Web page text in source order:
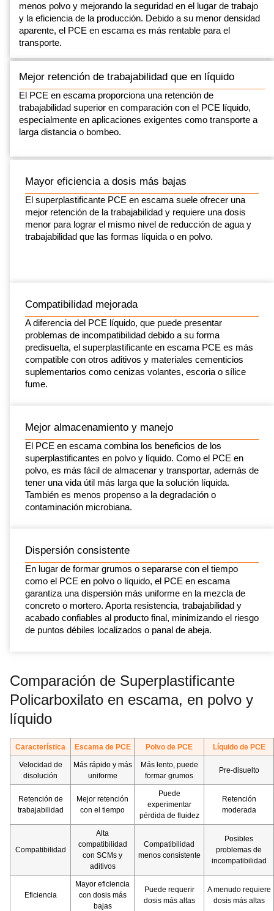
menos polvo y mejorando la seguridad en el lugar de trabajo
y la eficiencia de la producción. Debido a su menor densidad
aparente, el PCE en escama es más rentable para el
transporte.
Mejor retención de trabajabilidad que en líquido
El PCE en escama proporciona una retención de
trabajabilidad superior en comparación con el PCE líquido,
especialmente en aplicaciones exigentes como transporte a
larga distancia o bombeo.
Mayor eficiencia a dosis más bajas
El superplastificante PCE en escama suele ofrecer una
mejor retención de la trabajabilidad y requiere una dosis
menor para lograr el mismo nivel de reducción de agua y
trabajabilidad que las formas líquida o en polvo.
Compatibilidad mejorada
A diferencia del PCE líquido, que puede presentar
problemas de incompatibilidad debido a su forma
predisuelta, el superplastificante en escama PCE es más
compatible con otros aditivos y materiales cementicios
suplementarios como cenizas volantes, escoria o sílice
fume.
Mejor almacenamiento y manejo
El PCE en escama combina los beneficios de los
superplastificantes en polvo y líquido. Como el PCE en
polvo, es más fácil de almacenar y transportar, además de
tener una vida útil más larga que la solución líquida.
También es menos propenso a la degradación o
contaminación microbiana.
Dispersión consistente
En lugar de formar grumos o separarse con el tiempo
como el PCE en polvo o líquido, el PCE en escama
garantiza una dispersión más uniforme en la mezcla de
concreto o mortero. Aporta resistencia, trabajabilidad y
acabado confiables al producto final, minimizando el riesgo
de puntos débiles localizados o panal de abeja.
Comparación de Superplastificante
Policarboxilato en escama, en polvo y
líquido
Característica Escama de PCE Polvo de PCE Líquido de PCE
Velocidad de
disolución
Más rápido y más
uniforme
Más lento, puede
formar grumos
Pre-disueltо
Retención de
trabajabilidad
Mejor retención
con el tiempo
Puede
experimentar
pérdida de fluidez
Retención
moderada
Compatibilidad
Alta
compatibilidad
con SCMs y
aditivos
Compatibilidad
menos consistente
Posibles
problemas de
incompatibilidad
Eficiencia
Mayor eficiencia
con dosis más
bajas
Puede requerir
dosis más altas
A menudo requiere
dosis más altas